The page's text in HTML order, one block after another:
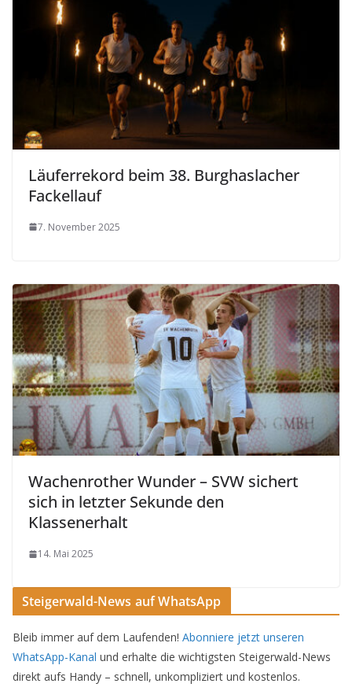
Läuferrekord beim 38. Burghaslacher
Fackellauf
7. November 2025
Wachenrother Wunder – SVW sichert
sich in letzter Sekunde den
Klassenerhalt
14. Mai 2025
Steigerwald-News auf WhatsApp
Bleib immer auf dem Laufenden! Abonniere jetzt unseren
WhatsApp-Kanal und erhalte die wichtigsten Steigerwald-News
direkt aufs Handy – schnell, unkompliziert und kostenlos.